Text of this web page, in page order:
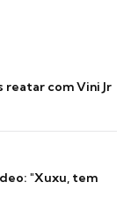
com Vini Jr
"Xuxu, tem